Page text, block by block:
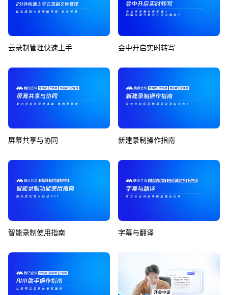
云录制管理快速上手 会中开启实时转写
屏幕共享与协同 新建录制操作指南
智能录制使用指南 字幕与翻译